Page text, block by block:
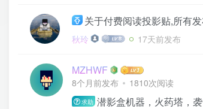
关于付费阅读投影贴,所有
秋玲 17天前发布
MZHWF
8个月前发布 1810次阅读
求助 潜影盒机器，火药塔，